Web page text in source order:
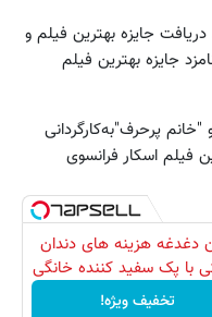
جایزه بهترین فیلم و
همچنین نامزد جایزه بهترین فیلم
پرحرف"به‌کارگردانی
فیلم اسکار فرانسوی
دغدغه هزینه های دندان
با پک سفید کننده خانگی
تخفیف ویژه!